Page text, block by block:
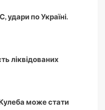
удари по Україні.
ліквідованих
може стати